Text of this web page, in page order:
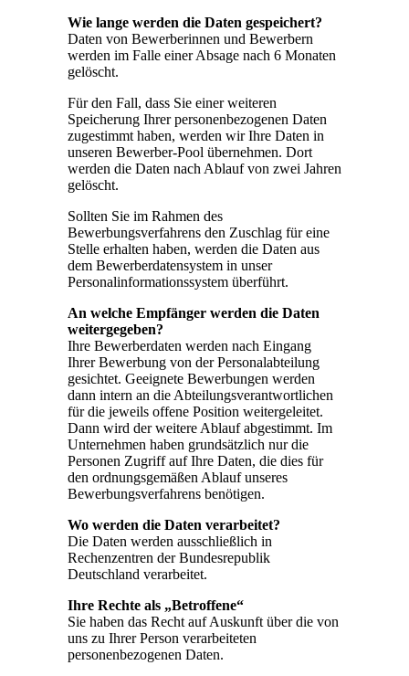
Wie lange werden die Daten gespeichert?
Daten von Bewerberinnen und Bewerbern
werden im Falle einer Absage nach 6 Monaten
gelöscht.
Für den Fall, dass Sie einer weiteren
Speicherung Ihrer personenbezogenen Daten
zugestimmt haben, werden wir Ihre Daten in
unseren Bewerber-Pool übernehmen. Dort
werden die Daten nach Ablauf von zwei Jahren
gelöscht.
Sollten Sie im Rahmen des
Bewerbungsverfahrens den Zuschlag für eine
Stelle erhalten haben, werden die Daten aus
dem Bewerberdatensystem in unser
Personalinformationssystem überführt.
An welche Empfänger werden die Daten
weitergegeben?
Ihre Bewerberdaten werden nach Eingang
Ihrer Bewerbung von der Personalabteilung
gesichtet. Geeignete Bewerbungen werden
dann intern an die Abteilungsverantwortlichen
für die jeweils offene Position weitergeleitet.
Dann wird der weitere Ablauf abgestimmt. Im
Unternehmen haben grundsätzlich nur die
Personen Zugriff auf Ihre Daten, die dies für
den ordnungsgemäßen Ablauf unseres
Bewerbungsverfahrens benötigen.
Wo werden die Daten verarbeitet?
Die Daten werden ausschließlich in
Rechenzentren der Bundesrepublik
Deutschland verarbeitet.
Ihre Rechte als „Betroffene“
Sie haben das Recht auf Auskunft über die von
uns zu Ihrer Person verarbeiteten
personenbezogenen Daten.